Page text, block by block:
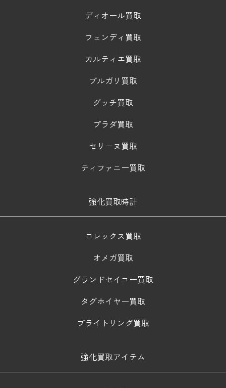
ディオール買取
フェンディ買取
カルティエ買取
ブルガリ買取
グッチ買取
プラダ買取
セリーヌ買取
ティファニー買取
強化買取時計
ロレックス買取
オメガ買取
グランドセイコー買取
タグホイヤー買取
ブライトリング買取
強化買取アイテム